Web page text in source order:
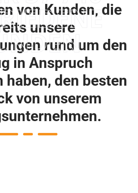
von Kunden, die
unsere
rund um den
in Anspruch
haben, den besten
von unserem